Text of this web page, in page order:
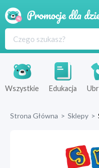
Wszystkie Edukacja
Strona Główna > Sklepy >